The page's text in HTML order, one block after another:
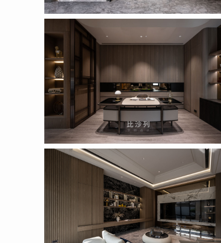
_pic_1_6
Proposal